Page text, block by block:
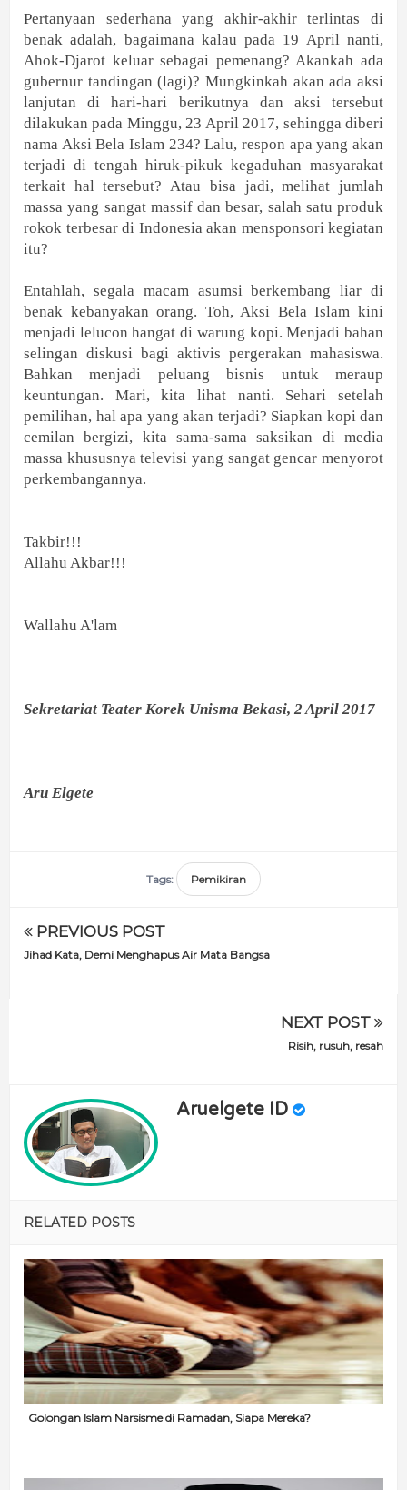
Pertanyaan sederhana yang akhir-akhir terlintas di
benak adalah, bagaimana kalau pada 19 April nanti,
Ahok-Djarot keluar sebagai pemenang? Akankah ada
gubernur tandingan (lagi)? Mungkinkah akan ada aksi
lanjutan di hari-hari berikutnya dan aksi tersebut
dilakukan pada Minggu, 23 April 2017, sehingga diberi
nama Aksi Bela Islam 234? Lalu, respon apa yang akan
terjadi di tengah hiruk-pikuk kegaduhan masyarakat
terkait hal tersebut? Atau bisa jadi, melihat jumlah
massa yang sangat massif dan besar, salah satu produk
rokok terbesar di Indonesia akan mensponsori kegiatan
itu?
Entahlah, segala macam asumsi berkembang liar di
benak kebanyakan orang. Toh, Aksi Bela Islam kini
menjadi lelucon hangat di warung kopi. Menjadi bahan
selingan diskusi bagi aktivis pergerakan mahasiswa.
Bahkan menjadi peluang bisnis untuk meraup
keuntungan. Mari, kita lihat nanti. Sehari setelah
pemilihan, hal apa yang akan terjadi? Siapkan kopi dan
cemilan bergizi, kita sama-sama saksikan di media
massa khususnya televisi yang sangat gencar menyorot
perkembangannya.
Takbir!!!
Allahu Akbar!!!
Wallahu A'lam
Sekretariat Teater Korek Unisma Bekasi, 2 April 2017
Aru Elgete
Tags: Pemikiran
PREVIOUS POST
Jihad Kata, Demi Menghapus Air Mata Bangsa
NEXT POST
Risih, rusuh, resah
Aruelgete ID
RELATED POSTS
Golongan Islam Narsisme di Ramadan, Siapa Mereka?